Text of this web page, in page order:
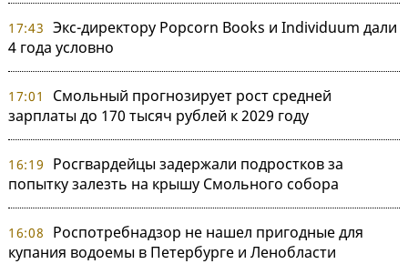
17:43 Экс-директору Popcorn Books и Individuum дали
4 года условно
17:01
Смольный прогнозирует рост средней
зарплаты до 170 тысяч рублей к 2029 году
16:19
Росгвардейцы задержали подростков за
попытку залезть на крышу Смольного собора
16:08
Роспотребнадзор не нашел пригодные для
купания водоемы в Петербурге и Ленобласти